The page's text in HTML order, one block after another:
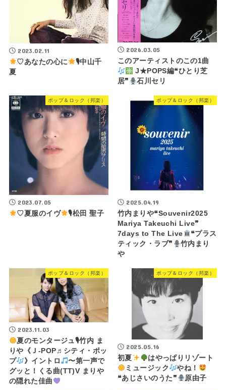
2023.02.11
♡あなたの心に
🎙中山千
夏
2026.03.05
このアーティストのこの1曲
J★POPS編❝ひとり芝
居❞
石川セリ
ポップ＆ロック（邦楽）
2023.07.05
♡夏服のイヴ
🎙松田 聖子
ポップ＆ロック（邦楽）
2025.04.19
竹内まりや❝Souvenir2025
Mariya Takeuchi Live❞
7days to The Live
❝プラス
ティック・ラブ❞
竹内まり
や
ポップ＆ロック（邦楽）
2023.11.03
夏のモンタージュ🎙竹内 ま
りや《Ｊ-POP♬シティ・ポッ
プ
》イントロ
〜第一声で
グッと！くる曲(TT)V まりや
の隠れた佳曲
ポップ＆ロック（邦楽）
2025.05.16
初夏
はやっぱりリゾート
ミュージック
やね！
❝あじさいのうた❞
原由子